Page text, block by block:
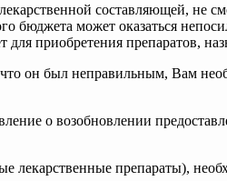
составляющей, не
бюджета может оказаться
для приобретения препаратов,
он был неправильным, Вам
о возобновлении
препараты),